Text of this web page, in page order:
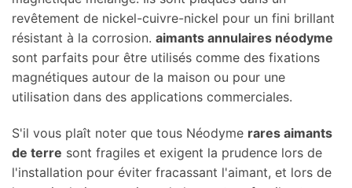
revêtement de nickel-cuivre-nickel pour un fini brillant
résistant à la corrosion. aimants annulaires néodyme
sont parfaits pour être utilisés comme des fixations
magnétiques autour de la maison ou pour une
utilisation dans des applications commerciales.
S'il vous plaît noter que tous Néodyme rares aimants
de terre sont fragiles et exigent la prudence lors de
l'installation pour éviter fracassant l'aimant, et lors de